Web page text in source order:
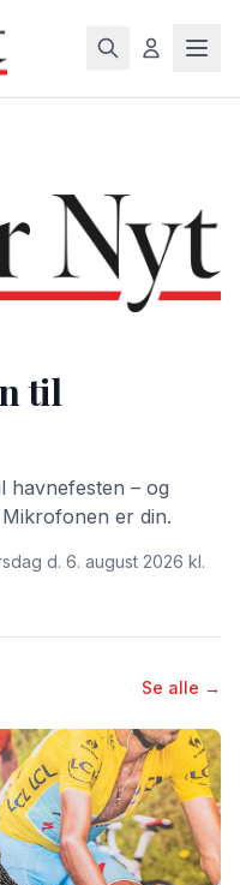
til
havnefesten – og
er din.
d. 6. august 2026 kl.
Se alle →